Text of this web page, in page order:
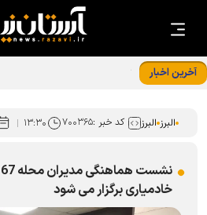
آخرین اخبار تداوم فعالیت «میز کتاب» با
البرز البرز کد خبر :۷۰۰۳۶۵ ۱۳:۳۰
خادمیاری برگزار می شود